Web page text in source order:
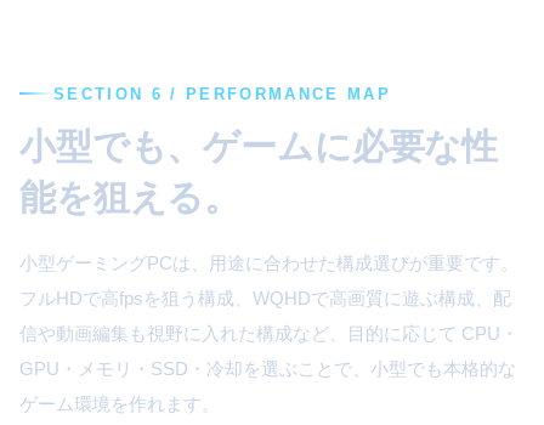
SECTION 6 / PERFORMANCE MAP
小型でも、ゲームに必要な性
能を狙える。
小型ゲーミングPCは、用途に合わせた構成選びが重要です。
フルHDで高fpsを狙う構成、WQHDで高画質に遊ぶ構成、配
信や動画編集も視野に入れた構成など、目的に応じて CPU・
GPU・メモリ・SSD・冷却を選ぶことで、小型でも本格的な
ゲーム環境を作れます。